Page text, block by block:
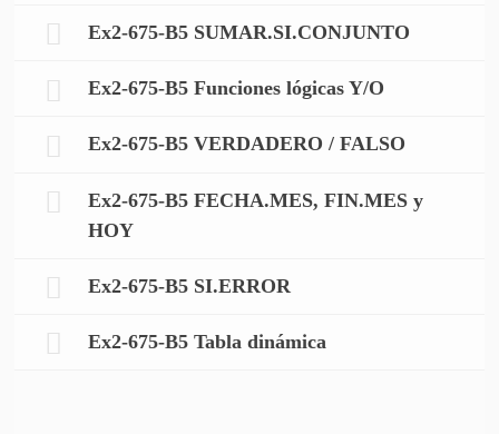
Ex2-675-B5 SUMAR.SI.CONJUNTO
Ex2-675-B5 Funciones lógicas Y/O
Ex2-675-B5 VERDADERO / FALSO
Ex2-675-B5 FECHA.MES, FIN.MES y
HOY
Ex2-675-B5 SI.ERROR
Ex2-675-B5 Tabla dinámica